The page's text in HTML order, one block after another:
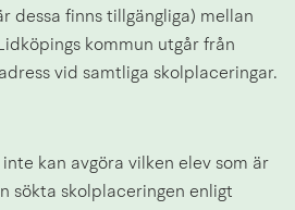
dessa finns tillgängliga) mellan
kommun utgår från
vid samtliga skolplaceringar.
inte kan avgöra vilken elev som är
sökta skolplaceringen enligt